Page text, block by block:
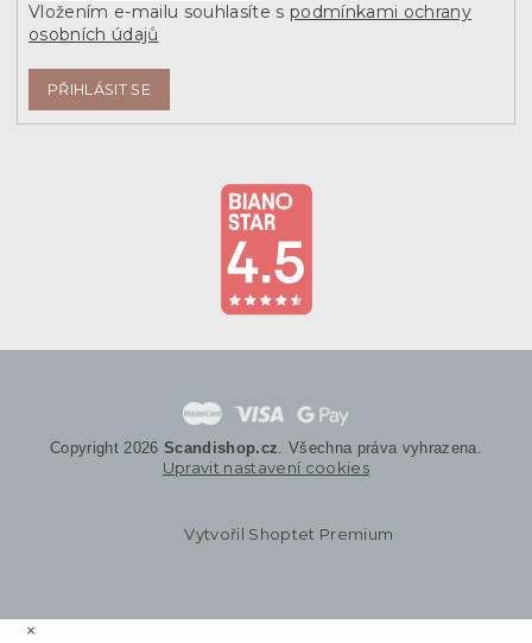
Vložením e-mailu souhlasíte s podmínkami ochrany
osobních údajů
PŘIHLÁSIT SE
Vytvořil Shoptet Premium
Copyright 2026 Scandishop.cz. Všechna práva vyhrazena.
Upravit nastavení cookies
×